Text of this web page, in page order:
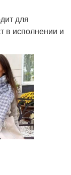
для
в исполнении и